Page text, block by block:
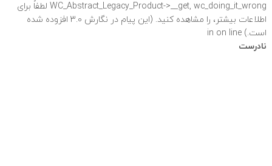
WC_Abstract_Legacy_Product->__get, wc_doing_it_wrong لطفاً برای
اطلاعات بیشتر،
را مشاهده کنید. (این پیام در نگارش 3.0 افزوده شده
است.) in on line
نادرست